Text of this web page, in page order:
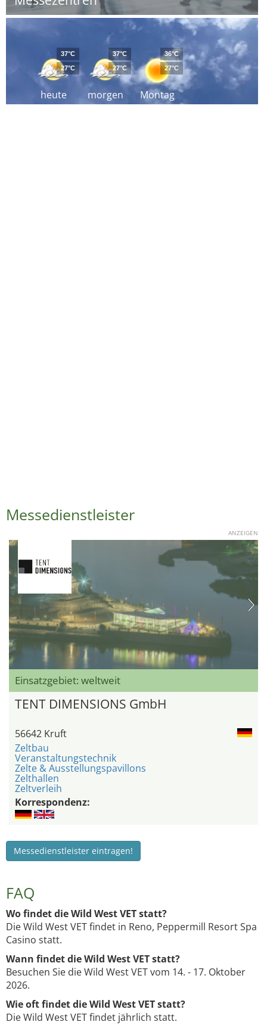
heute
37°C
27°C
morgen
37°C
27°C
Montag
36°C
27°C
Messedienstleister
ANZEIGEN
Einsatzgebiet: weltweit
TENT DIMENSIONS GmbH
56642 Kruft
Zeltbau
Veranstaltungstechnik
Zelte & Ausstellungspavillons
Zelthallen
Zeltverleih
Korrespondenz:
Messedienstleister eintragen!
FAQ
Wo findet die Wild West VET statt?
Die Wild West VET findet in Reno, Peppermill Resort Spa
Casino statt.
Wann findet die Wild West VET statt?
Besuchen Sie die Wild West VET vom 14. - 17. Oktober
2026.
Wie oft findet die Wild West VET statt?
Die Wild West VET findet jährlich statt.